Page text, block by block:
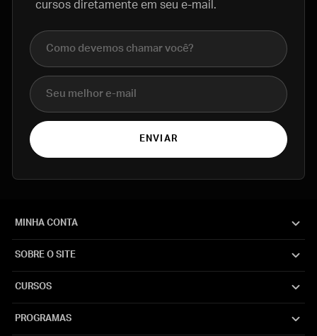
cursos diretamente em seu e-mail.
Nome completo
E-mail
ENVIAR
MINHA CONTA
SOBRE O SITE
CURSOS
PROGRAMAS